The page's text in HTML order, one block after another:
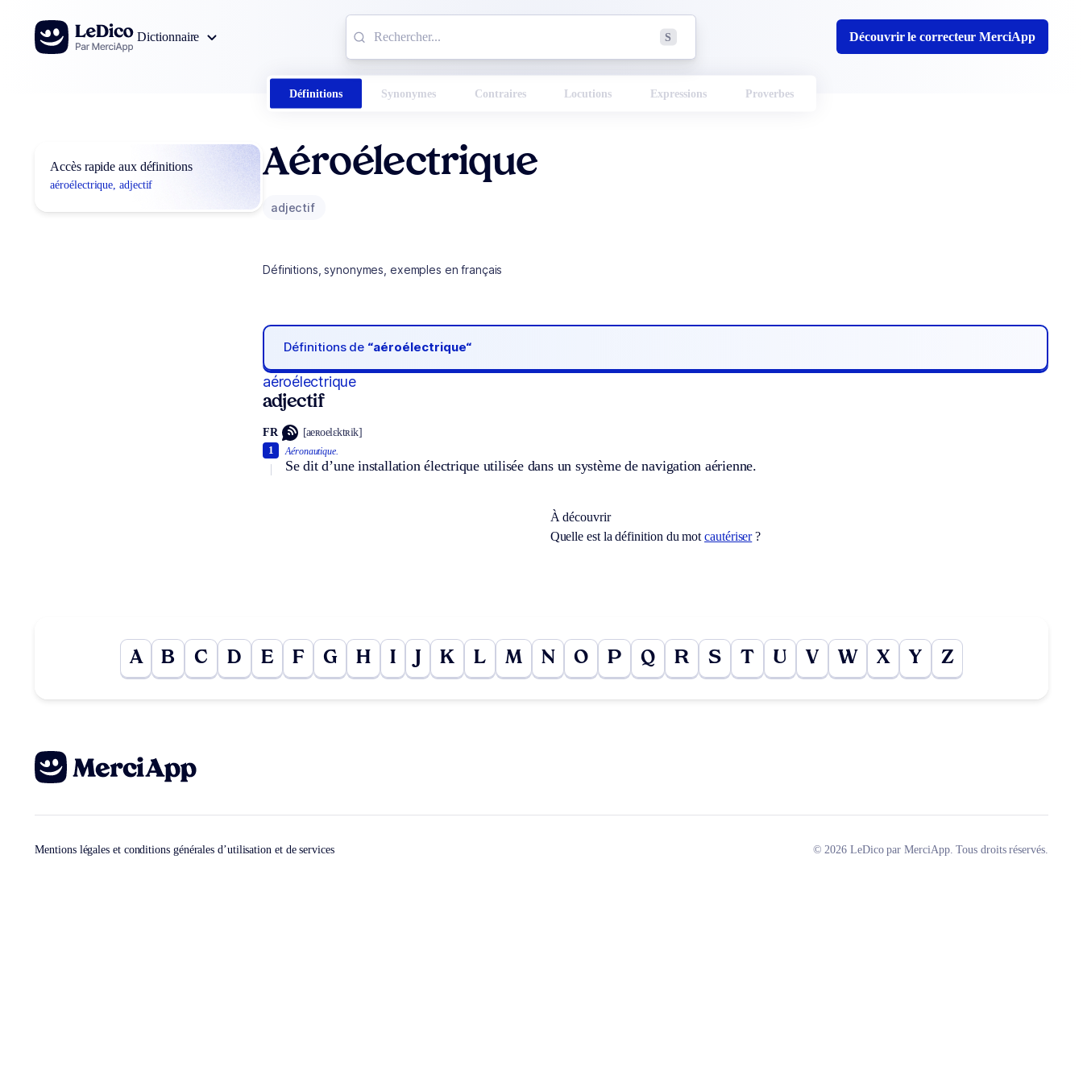
Aller au contenu
Dictionnaire
S Découvrir le correcteur MerciApp
Définitions Synonymes Contraires Locutions Expressions Proverbes
Accès rapide aux définitions
aéroélectrique, adjectif
Aéroélectrique
adjectif
Définitions, synonymes, exemples en français
Définitions de “aéroélectrique“
aéroélectrique
adjectif
FR [aeʀoelɛktʀik]
Aéronautique.
Se dit d’une installation électrique utilisée dans un système de navigation aérienne.
1
À découvrir
Quelle est la définition du motcautériser?
A B C D E F G H I K L M N O P Q R S T U V W X Y Z
Mentions légales et conditions générales d’utilisation et de services © 2026 LeDico par MerciApp. Tous droits réservés.